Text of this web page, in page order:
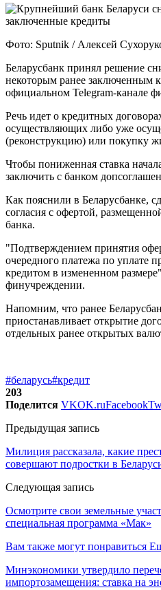
Фото: Sputnik / Алексей
Беларусбанк принял решение
некоторым ранее заключенным
официальном Telegram-канале
Речь идет о кредитных
осуществляющих либо уже
(реконструкцию) или покупку
Чтобы пониженная ставка
заключить с банком
Как пояснили в Беларусбанке,
согласия с офертой,
банка.
"Подтверждением принятия
очередного платежа по уплате
кредитом в измененном
финучреждении.
Напомним, что ранее
приостанавливает открытие
отдельных ранее открытых
#беларусь#кредит
203
Поделится VKOK.ruFacebook
Предыдущая запись
Милиция рассказала, какие
совершают подростки в
Следующая запись
Осмотрите свои земельные
специальная программа «Мак»
Вам также могут понравиться
Минэкономики утвердило
импортозамещения: ставка на